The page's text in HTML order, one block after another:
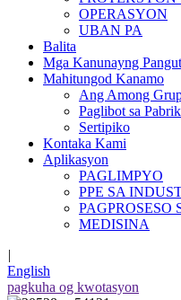
OPERASYON
UBAN PA
Balita
Mga Kanunayng
Mahitungod Kanamo
Ang Among
Paglibot sa
Sertipiko
Kontaka Kami
Aplikasyon
PAGLIMPYO
PPE SA
PAGPROSESO
MEDISINA
|
English
pagkuha og kwotasyon